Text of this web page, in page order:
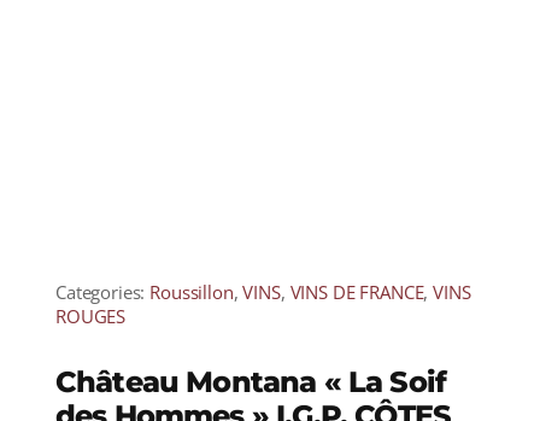
Categories: Roussillon,VINS, VINS DE FRANCE,VINS
ROUGES
Château Montana « La Soif